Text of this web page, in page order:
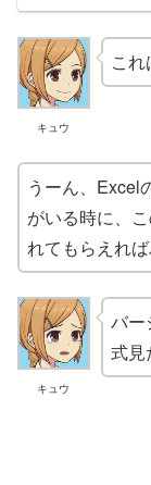
キュウ
こ
うーん、Excel
がいる時に、
れてもらえれ
キュウ
バー
式見